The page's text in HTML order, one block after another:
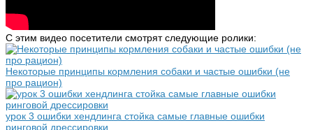
С этим видео посетители смотрят следующие ролики:
Некоторые принципы кормления собаки и частые ошибки (не
про рацион)
урок 3 ошибки хендлинга стойка самые главные ошибки
ринговой дрессировки